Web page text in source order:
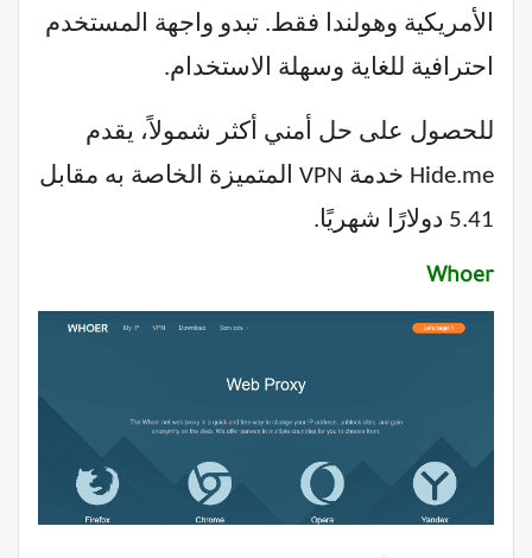
الأمريكية وهولندا فقط. تبدو واجهة المستخدم
احترافية للغاية وسهلة الاستخدام.
للحصول على حل أمني أكثر شمولاً، يقدم
Hide.me خدمة VPN المتميزة الخاصة به مقابل
5.41 دولارًا شهريًا.
Whoer